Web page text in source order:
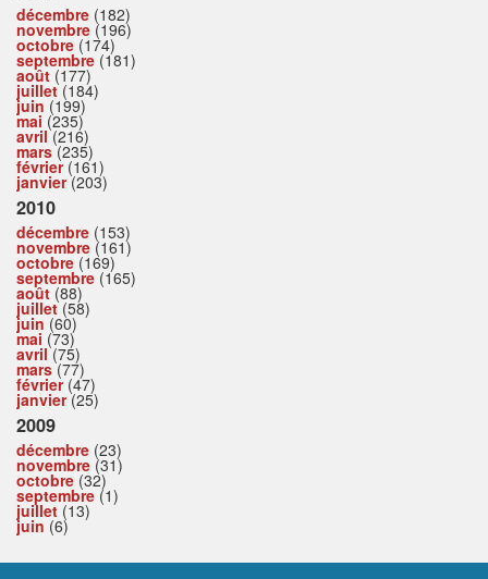
décembre (182)
novembre (196)
octobre (174)
septembre (181)
août (177)
juillet(184)
juin (199)
mai (235)
avril(216)
mars(235)
février(161)
janvier(203)
2010
décembre (153)
novembre (161)
octobre (169)
septembre (165)
août (88)
juillet(58)
juin (60)
mai (73)
avril(75)
mars(77)
février(47)
janvier(25)
2009
décembre (23)
novembre (31)
octobre (32)
septembre (1)
juillet (13)
juin (6)